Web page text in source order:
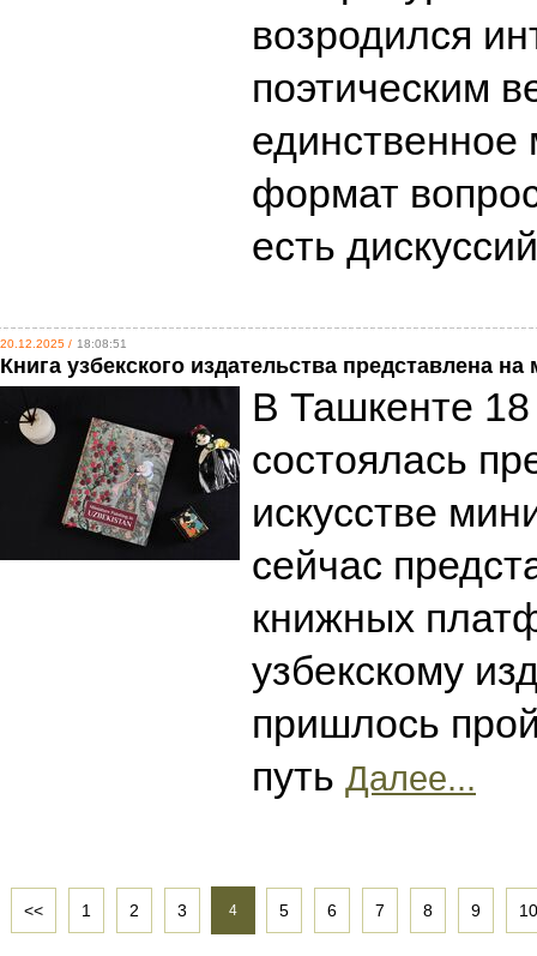
возродился
поэтическим
единственное
формат
есть
20.12.2025 / 18:08:51
Книга узбекского издательства представлена
В Ташкенте
состоялась
искусстве
сейчас
книжных
узбекскому
пришлось
путь Далее...
<< 1 2 3 4 5 6 7 8 9 10